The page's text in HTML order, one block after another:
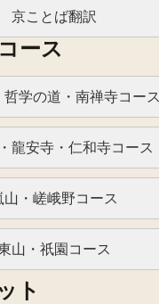
京ことば翻訳
ース
哲学の道・南禅寺コース
龍安寺・仁和寺コース
山・嵯峨野コース
山・祇園コース
ト